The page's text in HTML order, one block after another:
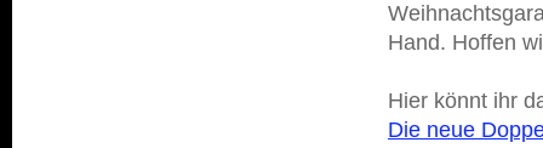
Hand. Hoffen
Hier könnt ihr
Die neue